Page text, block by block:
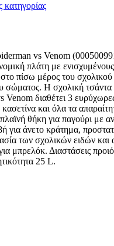
κατηγορίας
vs Venom
πλάτη με
πίσω μέρος του σχολικού
σώματος. Η σχολική τσάντα
Venom διαθέτει 3
κασετίνα και όλα τα
θήκη για παγούρι με
για άνετο κράτημα,
των σχολικών ειδών και
μπρελόκ. Διαστάσεις
25 L.